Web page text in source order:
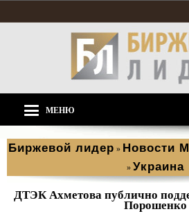
МЕНЮ
Биржевой лидер » Новости
» Украина
ДТЭК Ахметова публично
Порошенко